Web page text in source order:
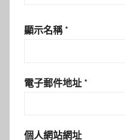
顯示名稱 *
電子郵件地址 *
個人網站網址